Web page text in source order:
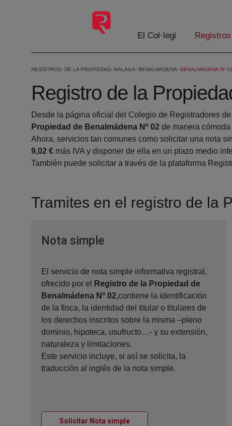
Salta al contingut principal
El Col·legi Registros
REGISTROS DE LA PROPIEDAD MALAGA BENALMADENA BENALMÁDENA Nº 02
Registro de la
Desde la página oficial del Colegio de Registradores
Propiedad de Benalmádena Nº 02 de manera
Ahora, servicios tan comunes como solicitar una nota
9,02 € más IVA y disponer de ella en un plazo medio
También puede solicitar a través de la plataforma
Tramites en el registro de la
Nota simpleVentana nueva
El servicio de nota simple informativa registral,
ofrecido por el
Registro de la Propiedad de
Benalmádena Nº 02,contiene la identificación
de la finca, la identidad del titular o titulares de
los derechos inscritos sobre la misma –pleno
dominio, hipoteca, usufructo…- y su extensión,
naturaleza y limitaciones.
Este servicio incluye, si así se solicita, la
traducción al inglés de la nota simple.
Solicitar Nota simpleVentana nueva